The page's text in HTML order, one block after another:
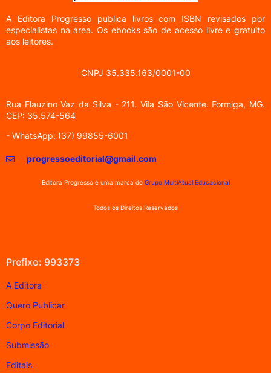
A Editora Progresso publica livros com ISBN revisados por
especialistas na área. Os ebooks são de acesso livre e gratuito
aos leitores.
CNPJ 35.335.163/0001-00
Rua Flauzino Vaz da Silva - 211.Vila São Vicente. Formiga, MG.
CEP: 35.574-564
- WhatsApp: (37) 99855-6001
progressoeditorial@gmail.com
Editora Progresso é uma marca do Grupo MultiAtual Educacional
Todos os Direitos Reservados
Prefixo: 993373
A Editora
Quero Publicar
Corpo Editorial
Submissão
Editais